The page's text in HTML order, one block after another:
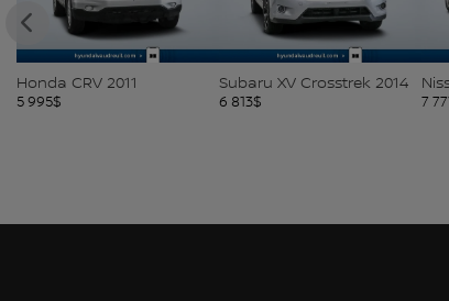
CRV 2011
Subaru XV Crosstrek 2014
Nissan